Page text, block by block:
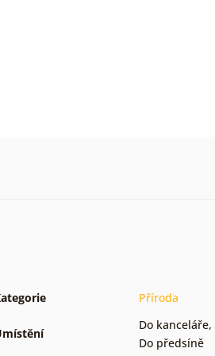
Příroda
Do kanceláře,
Do předsíně